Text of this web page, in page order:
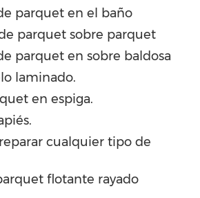
parquet en el baño
parquet sobre parquet
parquet en sobre baldosa
laminado.
en espiga.
cualquier tipo de
flotante rayado